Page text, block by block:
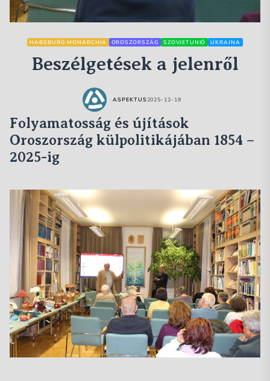
HABSBURG MONARCHIA OROSZORSZÁG SZOVJETUNIÓ UKRAJNA
Beszélgetések a jelenről
ASPEKTUS2025-12-18
Folyamatosság és újítások
Oroszország külpolitikájában 1854 –
2025-ig